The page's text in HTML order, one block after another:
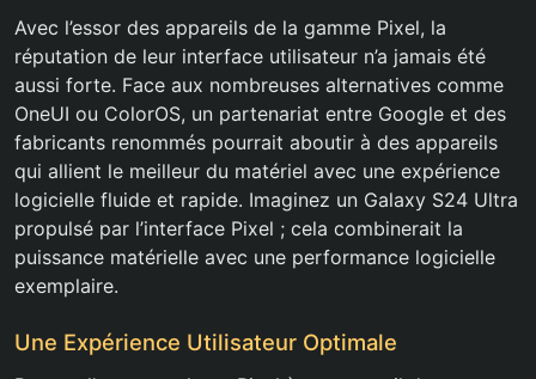
Avec l’essor des appareils de la gamme Pixel, la
réputation de leur interface utilisateur n’a jamais été
aussi forte. Face aux nombreuses alternatives comme
OneUI ou ColorOS, un partenariat entre Google et des
fabricants renommés pourrait aboutir à des appareils
qui allient le meilleur du matériel avec une expérience
logicielle fluide et rapide. Imaginez un Galaxy S24 Ultra
propulsé par l’interface Pixel ; cela combinerait la
puissance matérielle avec une performance logicielle
exemplaire.
Une Expérience Utilisateur Optimale